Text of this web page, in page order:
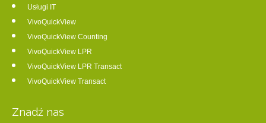
Usługi IT
VivoQuickView
VivoQuickView Counting
VivoQuickView LPR
VivoQuickView LPR Transact
VivoQuickView Transact
Znadź nas